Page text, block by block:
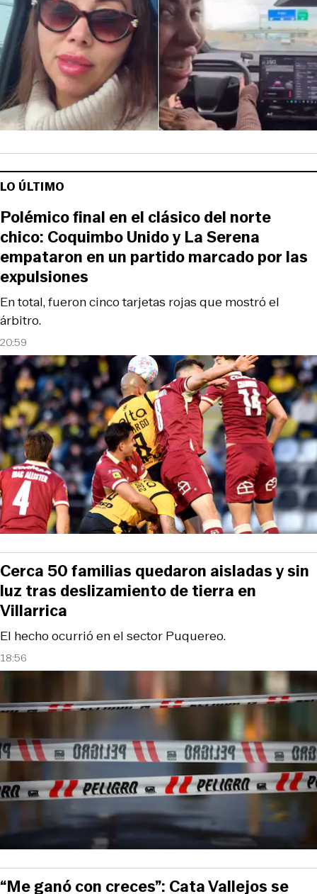
LO ÚLTIMO
20:59
En total, fueron cinco tarjetas rojas que mostró el
árbitro.
Polémico final en el clásico del norte
chico: Coquimbo Unido y La Serena
empataron en un partido marcado por las
expulsiones
18:56
El hecho ocurrió en el sector Puquereo.
Cerca 50 familias quedaron aisladas y sin
luz tras deslizamiento de tierra en
Villarrica
“Me ganó con creces”: Cata Vallejos se